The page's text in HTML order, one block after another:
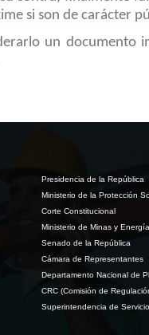
si son de carácter
un documento
Presidencia de la República
Ministerio de la Protección
Corte Constitucional
Ministerio de Minas y Energía
Senado de la República
Cámara de Representantes
Departamento Nacional de
CRC (Comisión de
Superintendencia de